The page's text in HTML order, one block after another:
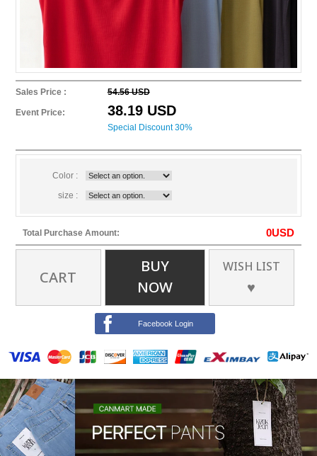
Sales Price : 54.56 USD
Event Price: 38.19 USD
Special Discount 30%
Color :
size :
Total Purchase Amount: 0USD
CART
BUY
NOW
WISH LIST
♥
Facebook Login